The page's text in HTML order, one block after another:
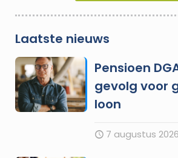
Laatste nieuws
Pensioen
gevolg voor
loon
7 augustus 2026